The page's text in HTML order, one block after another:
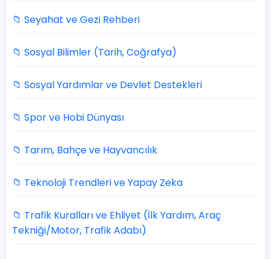
📁 Seyahat ve Gezi Rehberi
📁 Sosyal Bilimler (Tarih, Coğrafya)
📁 Sosyal Yardımlar ve Devlet Destekleri
📁 Spor ve Hobi Dünyası
📁 Tarım, Bahçe ve Hayvancılık
📁 Teknoloji Trendleri ve Yapay Zeka
📁 Trafik Kuralları ve Ehliyet (İlk Yardım, Araç
Tekniği/Motor, Trafik Adabı)